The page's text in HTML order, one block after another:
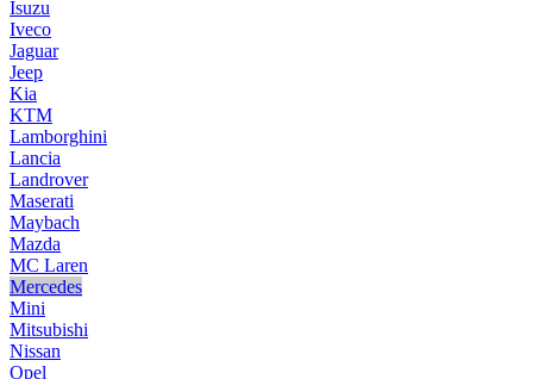
Isuzu
Iveco
Jaguar
Jeep
Kia
KTM
Lamborghini
Lancia
Landrover
Maserati
Maybach
Mazda
MC Laren
Mercedes
Mini
Mitsubishi
Nissan
Opel